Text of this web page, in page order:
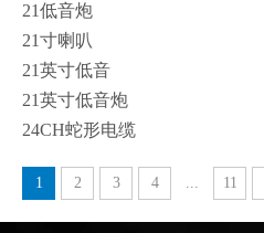
21低音炮
21寸喇叭
21英寸低音
21英寸低音炮
24CH蛇形电缆
1 2 3 4 ... 11